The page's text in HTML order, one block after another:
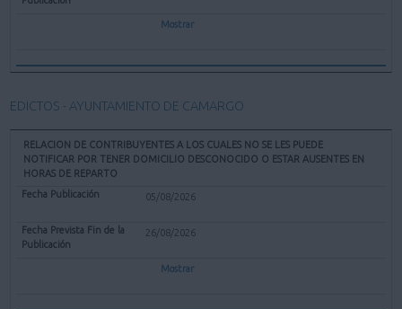
Mostrar
EDICTOS - AYUNTAMIENTO DE CAMARGO
RELACION DE CONTRIBUYENTES A LOS CUALES NO SE LES PUEDE
NOTIFICAR POR TENER DOMICILIO DESCONOCIDO O ESTAR AUSENTES EN
HORAS DE REPARTO
05/08/2026
26/08/2026
Mostrar